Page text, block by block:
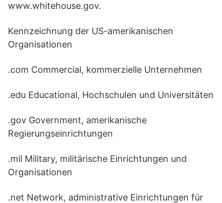
www.whitehouse.gov.
Kennzeichnung der US-amerikanischen
Organisationen
.com Commercial, kommerzielle Unternehmen
.edu Educational, Hochschulen und Universitäten
.gov Government, amerikanische
Regierungseinrichtungen
.mil Military, militärische Einrichtungen und
Organisationen
.net Network, administrative Einrichtungen für